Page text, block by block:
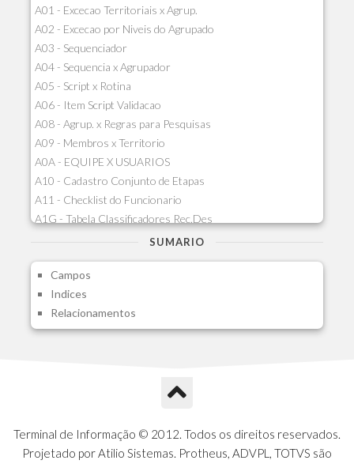
A01 - Excecao Territoriais x Agrup.
A02 - Excecao por Niveis do Agrupado
A03 - Sequenciador
A04 - Sequencia x Agrupador
A05 - Script x Rotina
A06 - Item Script Validacao
A08 - Agrup. x Regras para Pesquisas
A09 - Membros x Territorio
A0A - EQUIPE X USUARIOS
A10 - Cadastro Conjunto de Etapas
A11 - Checklist do Funcionario
A1G - Tabela Classificadores Rec.Des
A1H - Itens Tabela Classif.Rec.Desp.
A1J - Itens Aglutinadores Visao
A1N - Tipos de Card
A1O - Cards Dashboard
A1P - Tipos de Charts
A1S - Notificacoes do Vendedor
A1U - Intermediadores
A1V - Schemas - Gestao de Vendas
SUMARIO
Campos
Indices
Relacionamentos
Terminal de Informação © 2012. Todos os direitos reservados.
Projetado por Atilio Sistemas. Protheus, ADVPL, TOTVS são